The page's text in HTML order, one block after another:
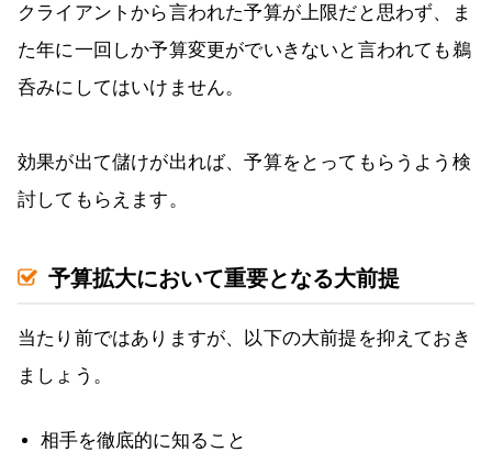
クライアントから言われた予算が上限だと思わず、ま
た年に一回しか予算変更がでいきないと言われても鵜
呑みにしてはいけません。
効果が出て儲けが出れば、予算をとってもらうよう検
討してもらえます。
予算拡大において重要となる大前提
当たり前ではありますが、以下の大前提を抑えておき
ましょう。
相手を徹底的に知ること